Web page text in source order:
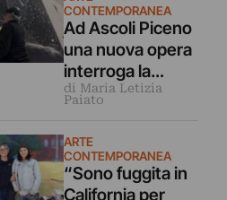
Lorenza Gentile
CONTEMPORANEA
Ad Ascoli Piceno
una nuova opera
interroga la
Sibilla. Intervista
Galliani
di Maria Letizia
Paiato
ARTE
CONTEMPORANEA
“Sono fuggita in
California per